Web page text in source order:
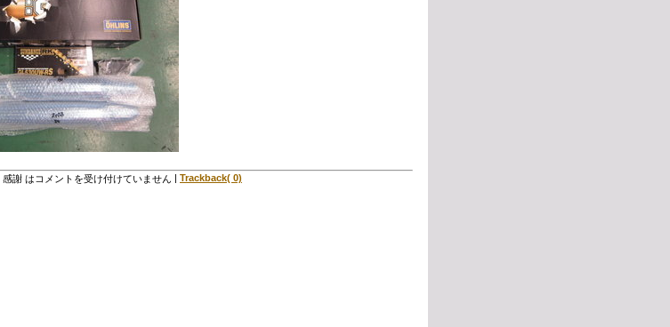
感謝 は コメントを受け付けていません | Trackback( 0)